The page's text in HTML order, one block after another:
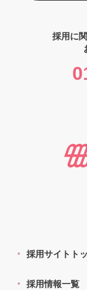
採用に
採用サイトト
採用情報一覧